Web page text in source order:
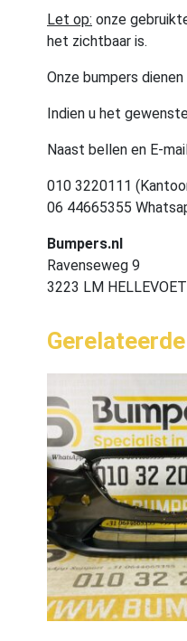
Let op: onze
het zichtbaar is.
Onze bumpers
Indien u het
Naast bellen en E-
010 3220111
06 44665355
Bumpers.nl
Ravenseweg 9
3223 LM